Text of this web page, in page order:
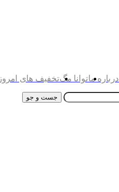
درباره ماتوانا مگتخفیف های امروز
جست و جو